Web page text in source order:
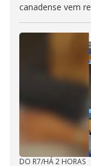
canadense vem
DO R7/HÁ 2 HORAS